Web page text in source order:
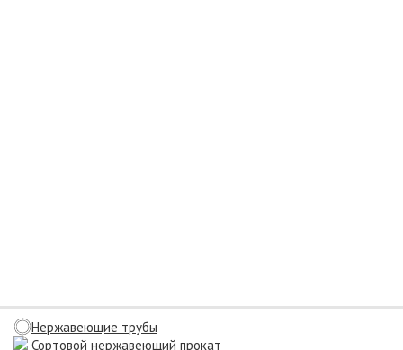
Нержавеющие трубы
Сортовой нержавеющий прокат